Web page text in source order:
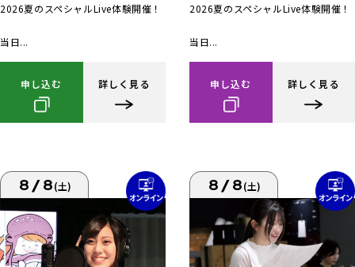
2026夏のスペシャルLive体験開催！
当日...
申し込む 詳しく見る
2026夏のスペシャルLive体験開催！
当日...
申し込む 詳しく見る
8/8(土) 8/8(土)